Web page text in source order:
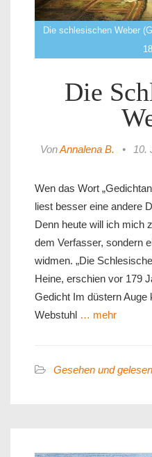
Die schlesischen Weber
Die
VonAnnalena B. • 10.
Wen das Wort
liest besser eine andere
Denn heute will ich mich
dem Verfasser, sondern
widmen. „Die
Heine, erschien vor 179
Gedicht Im düstern Auge
Webstuhl … mehr
Gesehen und gelesen